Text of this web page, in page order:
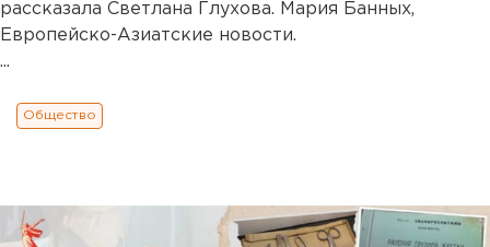
рассказала Светлана Глухова. Мария Банных,
Европейско-Азиатские новости.
...
Общество